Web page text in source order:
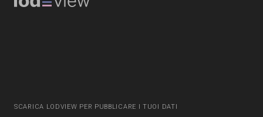
SCARICA LODVIEW PER PUBBLICARE I TUOI DATI